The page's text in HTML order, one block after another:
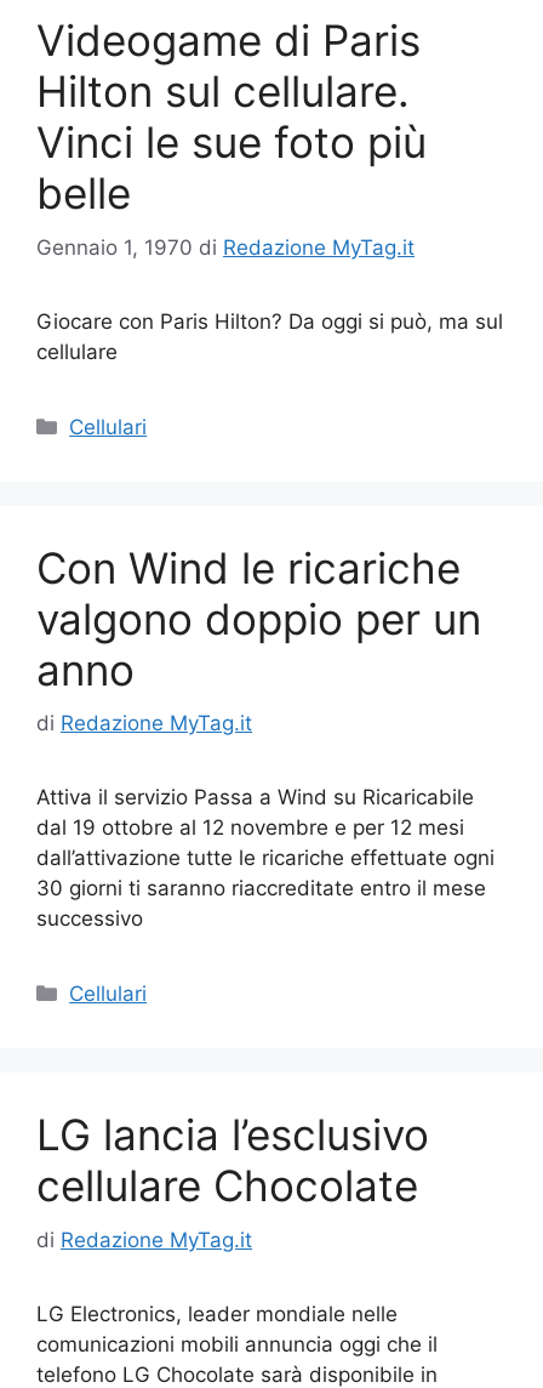
Videogame di Paris
Hilton sul cellulare.
Vinci le sue foto più
belle
Gennaio 1, 1970 di Redazione MyTag.it
Giocare con Paris Hilton? Da oggi si può, ma sul
cellulare
Categorie
Cellulari
Con Wind le ricariche
valgono doppio per un
anno
di Redazione MyTag.it
Attiva il servizio Passa a Wind su Ricaricabile
dal 19 ottobre al 12 novembre e per 12 mesi
dall’attivazione tutte le ricariche effettuate ogni
30 giorni ti saranno riaccreditate entro il mese
successivo
Categorie
Cellulari
LG lancia l’esclusivo
cellulare Chocolate
di Redazione MyTag.it
LG Electronics, leader mondiale nelle
comunicazioni mobili annuncia oggi che il
telefono LG Chocolate sarà disponibile in